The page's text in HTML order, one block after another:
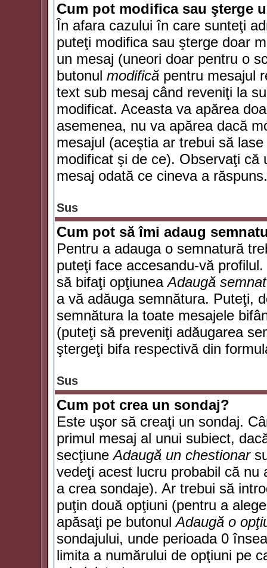
Cum pot modifica sau şterge
În afara cazului în care sunteţi
puteţi modifica sau şterge doar
un mesaj (uneori doar pentru o
butonul modifică pentru mesajul
text sub mesaj când reveniţi la
modificat. Aceasta va apărea
asemenea, nu va apărea dacă
mesajul (aceştia ar trebui să
modificat şi de ce). Observaţi că
mesaj odată ce cineva a răspuns.
Sus
Cum pot să îmi adaug
Pentru a adauga o semnatură
puteţi face accesandu-vă
să bifaţi opţiuneaAdaugă
a vă adăuga semnătura. Puteţi,
semnătura la toate mesajele
(puteţi să preveniţi adăugarea
ştergeţi bifa respectivă din
Sus
Cum pot crea un sondaj?
Este uşor să creaţi un sondaj.
primul mesaj al unui subiect,
secţiuneAdaugă un chestionar
vedeţi acest lucru probabil că nu
a crea sondaje). Ar trebui să
puţin două opţiuni (pentru a
apăsaţi pe butonulAdaugă o
sondajului, unde perioada 0
limita a numărului de opţiuni pe